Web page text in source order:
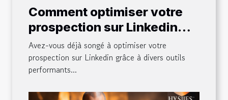
Comment optimiser votre
prospection sur Linkedin
avec des outils comme
Waalaxy
Avez-vous déjà songé à optimiser votre
prospection sur Linkedin grâce à divers outils
performants...